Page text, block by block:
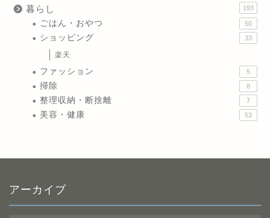
暮らし 193
ごはん・おやつ 50
ショッピング 33
楽天
ファッション 5
掃除 8
整理収納・断捨離 7
美容・健康 53
アーカイブ